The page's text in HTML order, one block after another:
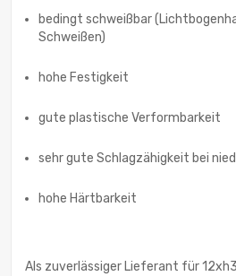
bedingt schweißbar
Schweißen)
hohe Festigkeit
gute plastische Verformbarkeit
sehr gute Schlagzähigkeit bei
hohe Härtbarkeit
Als zuverlässiger Lieferant für